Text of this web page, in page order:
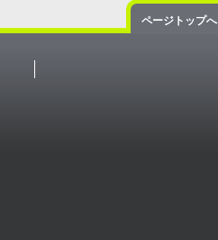
ページトップへ